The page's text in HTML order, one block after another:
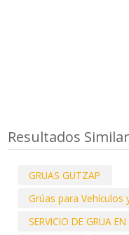
Resultados
GRUAS GUTZAP
Grúas para Vehículos
SERVICIO DE GRUA